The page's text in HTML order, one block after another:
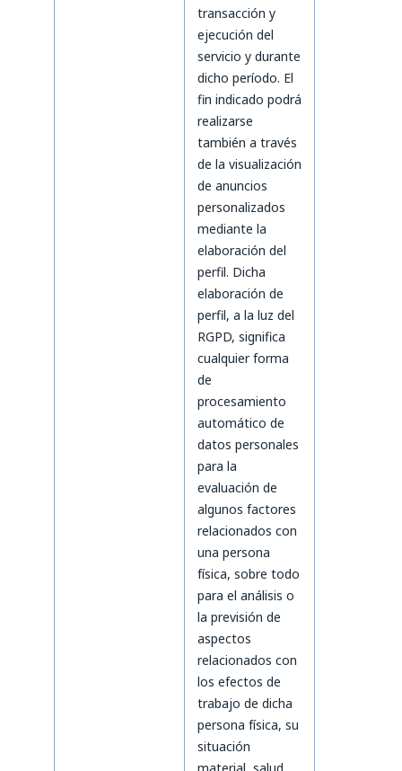
transacción y
ejecución del
servicio y durante
dicho período. El
fin indicado podrá
realizarse
también a través
de la visualización
de anuncios
personalizados
mediante la
elaboración del
perfil. Dicha
elaboración de
perfil, a la luz del
RGPD, significa
cualquier forma
de
procesamiento
automático de
datos personales
para la
evaluación de
algunos factores
relacionados con
una persona
física, sobre todo
para el análisis o
la previsión de
aspectos
relacionados con
los efectos de
trabajo de dicha
persona física, su
situación